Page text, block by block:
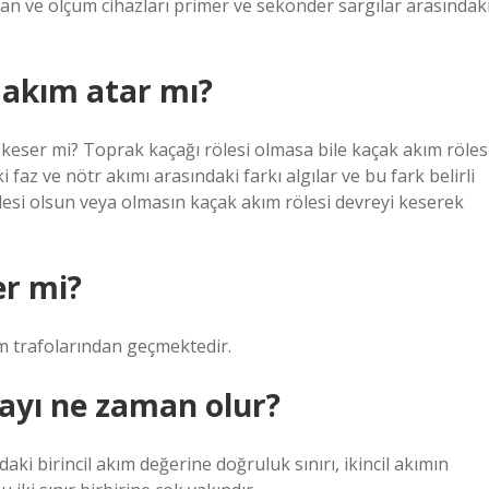
ve ölçüm cihazları primer ve sekonder sargılar arasındaki
atar mı?
mi? Toprak kaçağı rölesi olmasa bile kaçak akım
ve nötr akımı arasındaki farkı algılar ve bu fark belirli
olsun veya olmasın kaçak akım rölesi devreyi keserek
mi?
trafolarından geçmektedir.
ne zaman olur?
birincil akım değerine doğruluk sınırı, ikincil akımın